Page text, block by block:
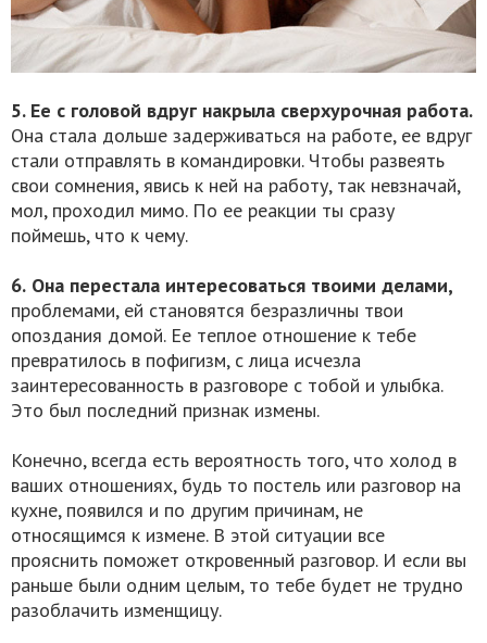
5. Ее с головой вдруг накрыла сверхурочная работа.
Она стала дольше задерживаться на работе, ее вдруг
стали отправлять в командировки. Чтобы развеять
свои сомнения, явись к ней на работу, так невзначай,
мол, проходил мимо. По ее реакции ты сразу
поймешь, что к чему.
6. Она перестала интересоваться твоими делами,
проблемами, ей становятся безразличны твои
опоздания домой. Ее теплое отношение к тебе
превратилось в пофигизм, с лица исчезла
заинтересованность в разговоре с тобой и улыбка.
Это был последний признак измены.
Конечно, всегда есть вероятность того, что холод в
ваших отношениях, будь то постель или разговор на
кухне, появился и по другим причинам, не
относящимся к измене. В этой ситуации все
прояснить поможет откровенный разговор. И если вы
раньше были одним целым, то тебе будет не трудно
разоблачить изменщицу.